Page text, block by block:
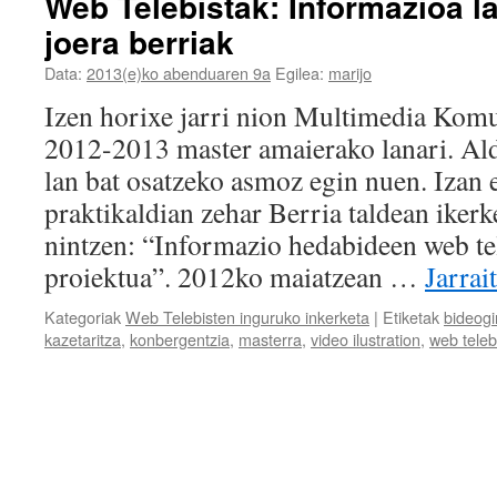
joera berriak
Data: 2013(e)ko abenduaren 9a Egilea: marijo
Izen horixe jarri nion Multimedia
2012-2013 master amaierako lanari.
lan bat osatzeko asmoz egin nuen. Izan
praktikaldian zehar Berria taldean
nintzen: “Informazio hedabideen web
proiektua”. 2012ko maiatzean …
KategoriakWeb Telebisten inguruko inkerketa | Etiketak
kazetaritza, konbergentzia, masterra, video ilustration, web